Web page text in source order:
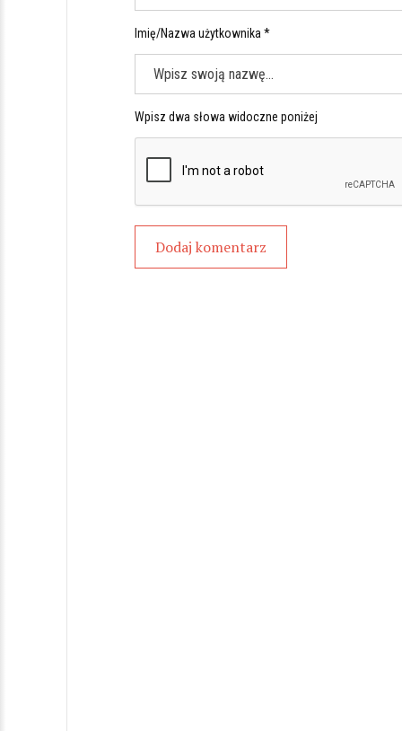
Imię/Nazwa użytkownika *
Wpisz dwa słowa widoczne poniżej